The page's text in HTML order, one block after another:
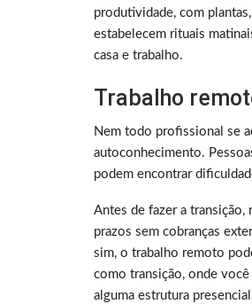
produtividade, com
estabelecem rituais
casa e trabalho.
Trabalho
Nem todo profissional se
autoconhecimento.
podem encontrar
Antes de fazer a
prazos sem cobranças
sim, o trabalho remoto
como transição, onde
alguma estrutura